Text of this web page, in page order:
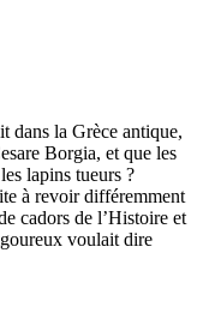
dans la Grèce antique,
Borgia, et que les
lapins tueurs ?
à revoir différemment
cadors de l’Histoire et
voulait dire